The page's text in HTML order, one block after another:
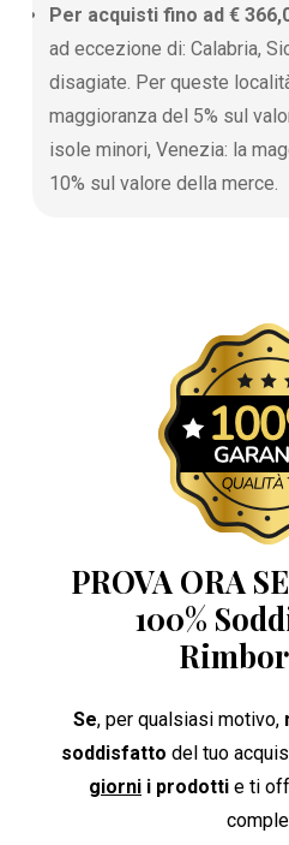
Per acquisti fino ad €
ad eccezione di: Calabria,
disagiate. Per queste
maggioranza del 5% sul
isole minori, Venezia: la
10% sul valore della merce.
PROVA ORA
100%
Se, per qualsiasi motivo,
soddisfatto del tuo
giornii prodottie ti